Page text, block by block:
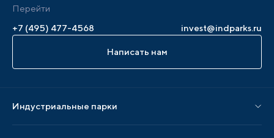
Перейти
+7 (495) 477-4568
invest@indparks.ru
Написать нам
Индустриальные парки